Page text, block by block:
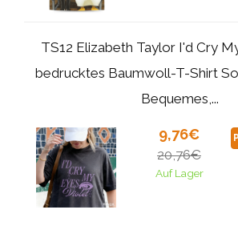
TS12 Elizabeth Taylor I'd Cry
bedrucktes Baumwoll-T-Shirt
Bequemes,...
9,76€
20,76€
Auf Lager